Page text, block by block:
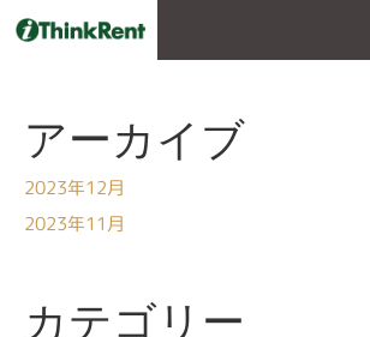
アーカイブ
2023年12月
2023年11月
カテゴリー